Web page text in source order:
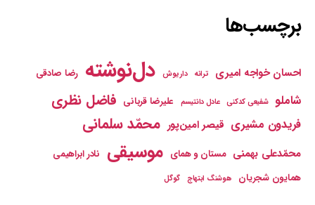
برچسب‌ها
احسان خواجه امیری ترانه داریوش دل‌نوشته رضا صادقی
شاملو شفیعی کدکنی عادل دانتیسم علیرضا قربانی فاضل نظری
فریدون مشیری قیصر امین‌پور محمّد سلمانی
محمّدعلی بهمنی مستان و همای موسیقی نادر ابراهیمی
همایون شجریان
هوشنگ ابتهاج گوگل